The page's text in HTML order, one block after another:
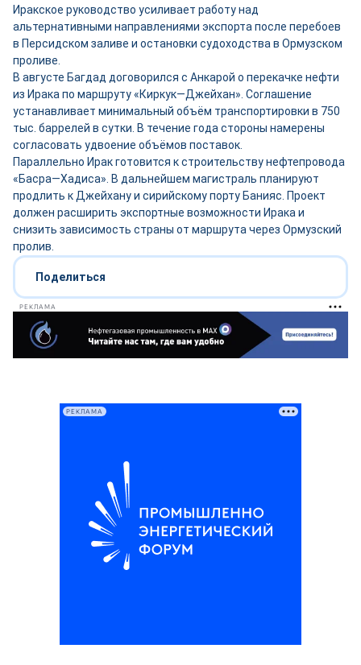
Иракское руководство усиливает работу над
альтернативными направлениями экспорта после перебоев
в Персидском заливе и остановки судоходства в Ормузском
проливе.
В августе Багдад договорился с Анкарой о перекачке нефти
из Ирака по маршруту «Киркук—Джейхан». Соглашение
устанавливает минимальный объём транспортировки в 750
тыс. баррелей в сутки. В течение года стороны намерены
согласовать удвоение объёмов поставок.
Параллельно Ирак готовится к строительству нефтепровода
«Басра—Хадиса». В дальнейшем магистраль планируют
продлить к Джейхану и сирийскому порту Банияс. Проект
должен расширить экспортные возможности Ирака и
снизить зависимость страны от маршрута через Ормузский
пролив.
Поделиться
РЕКЛАМА
РЕКЛАМА